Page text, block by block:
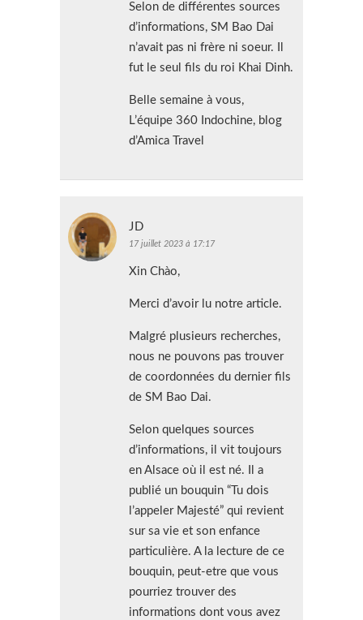
Selon de différentes sources
d’informations, SM Bao Dai
n’avait pas ni frère ni soeur. Il
fut le seul fils du roi Khai Dinh.
Belle semaine à vous,
L’équipe 360 Indochine, blog
d’Amica Travel
JD
17 juillet 2023 à 17:17
Xin Chào,
Merci d’avoir lu notre article.
Malgré plusieurs recherches,
nous ne pouvons pas trouver
de coordonnées du dernier fils
de SM Bao Dai.
Selon quelques sources
d’informations, il vit toujours
en Alsace où il est né. Il a
publié un bouquin “Tu dois
l’appeler Majesté” qui revient
sur sa vie et son enfance
particulière. A la lecture de ce
bouquin, peut-etre que vous
pourriez trouver des
informations dont vous avez